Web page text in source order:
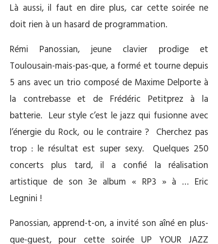
Là aussi, il faut en dire plus, car cette soirée ne
doit rien à un hasard de programmation.
Rémi Panossian, jeune clavier prodige et
Toulousain-mais-pas-que, a formé et tourne depuis
5 ans avec un trio composé de Maxime Delporte à
la contrebasse et de Frédéric Petitprez à la
batterie. Leur style c’est le jazz qui fusionne avec
l’énergie du Rock, ou le contraire ? Cherchez pas
trop : le résultat est super sexy. Quelques 250
concerts plus tard, il a confié la réalisation
artistique de son 3e album « RP3 » à … Eric
Legnini !
Panossian, apprend-t-on, a invité son aîné en plus-
que-guest, pour cette soirée UP YOUR JAZZ